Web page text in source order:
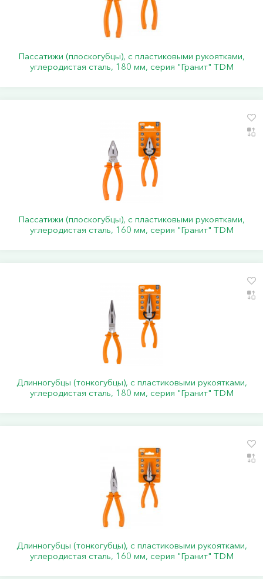
Пассатижи (плоскогубцы), с пластиковыми рукоятками,
углеродистая сталь, 180 мм, серия "Гранит" TDM
Пассатижи (плоскогубцы), с пластиковыми рукоятками,
углеродистая сталь, 160 мм, серия "Гранит" TDM
Длинногубцы (тонкогубцы), с пластиковыми рукоятками,
углеродистая сталь, 180 мм, серия "Гранит" TDM
Длинногубцы (тонкогубцы), с пластиковыми рукоятками,
углеродистая сталь, 160 мм, серия "Гранит" TDM